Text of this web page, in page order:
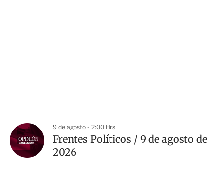
9 de agosto - 2:00 Hrs
Frentes Políticos / 9 de agosto de
2026